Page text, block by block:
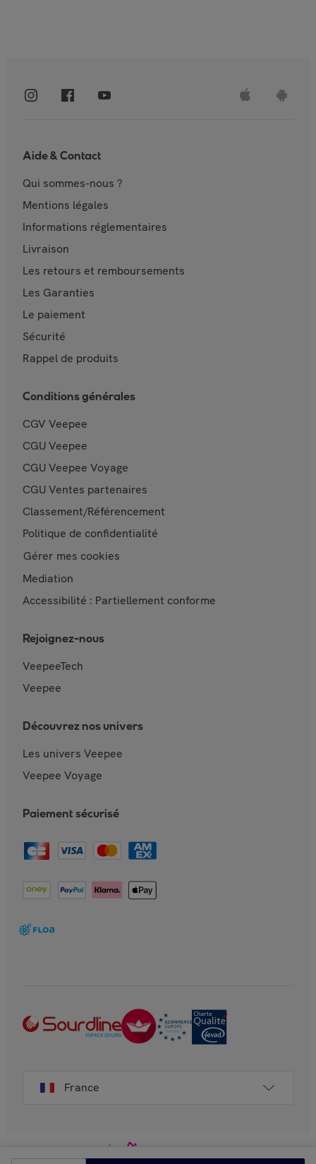
Aide & Contact
Qui sommes-nous ?
Mentions légales
Informations réglementaires
Livraison
Les retours et remboursements
Les Garanties
Le paiement
Sécurité
Rappel de produits
Conditions générales
CGV Veepee
CGU Veepee
CGU Veepee Voyage
CGU Ventes partenaires
Classement/Référencement
Politique de confidentialité
Gérer mes cookies
Mediation
Accessibilité : Partiellement conforme
Rejoignez-nous
VeepeeTech
Veepee
Découvrez nos univers
Les univers Veepee
Veepee Voyage
Paiement sécurisé
France